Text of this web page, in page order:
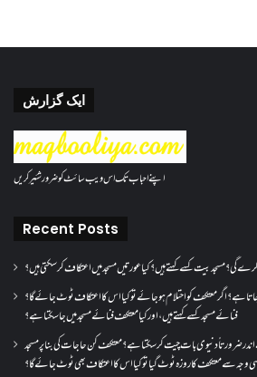
ایک گزارش
اپنے احباب تک اس ویب سائٹ کو ضرور شئیر کریں
Recent Posts
گی؟مسجد بیت کسے کہتے ہیں؟کیا عورتیں مسجد میں اعتکاف کر سکتی ہیں؟
اگر معتکف کو احتلام ہو جائے تو کیا اس کا اعتکاف ٹوٹ جائے گا؟
فنائے مسجد کسے کہتے ہیں ، اور کیا معتکف فنائے مسجد میں جا سکتا ہے؟
ضرورتاً دنیوی بات چیت کر سکتا ہے؟معتکف کن حاجات کی بنا پر مسجد
وجہ سے معتکف کا روزہ ٹوٹ گیا تو کیا اس کا اعتکاف بھی ٹوٹ جائے گا؟